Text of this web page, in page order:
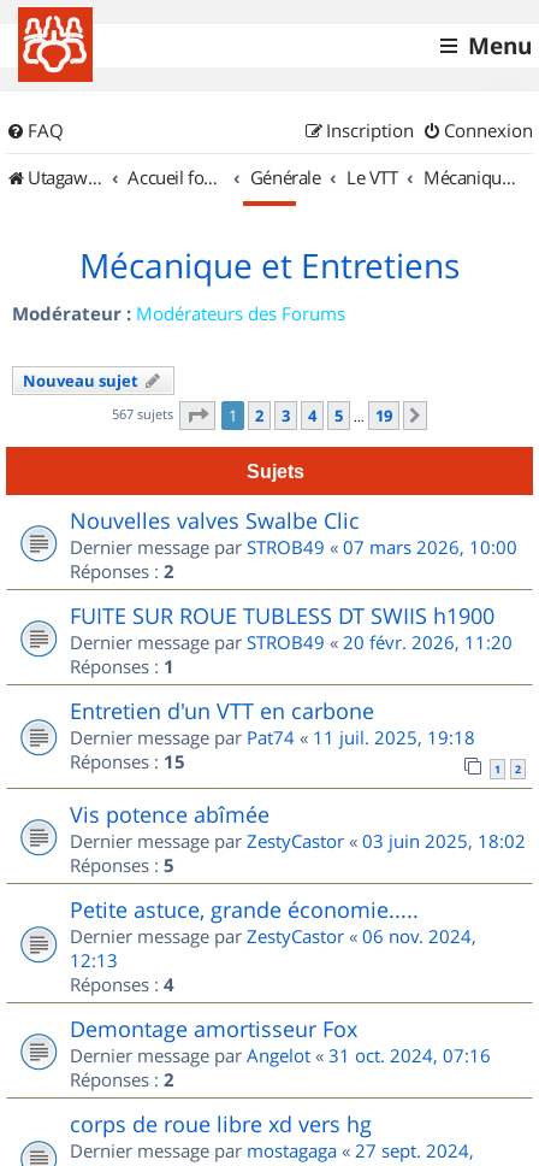
Menu
FAQ Connexion
Inscription
UtagawaVTT (Randos VTT et VTTAE avec traces GPS)
Accueil forum Générale Le VTT Mécanique et Entretiens
Mécanique et Entretiens
Modérateur : Modérateurs des Forums
Nouveau sujet
567 sujets Page 1sur
1 2 3 4 5 … 19
Sujets
Nouvelles valves Swalbe Clic
Dernier message par STROB49 « 07 mars 2026, 10:00
Réponses : 2
FUITE SUR ROUE TUBLESS DT SWIIS h1900
Dernier message par STROB49 « 20 févr. 2026, 11:20
Réponses : 1
Entretien d'un VTT en carbone
Dernier message par Pat74 « 11 juil. 2025, 19:18
Réponses : 15 1 2
Vis potence abîmée
Dernier message par ZestyCastor « 03 juin 2025, 18:02
Réponses : 5
Petite astuce, grande économie.....
Dernier message par ZestyCastor « 06 nov. 2024,
12:13
Réponses : 4
Demontage amortisseur Fox
Dernier message par Angelot « 31 oct. 2024, 07:16
Réponses : 2
corps de roue libre xd vers hg
Dernier message par mostagaga « 27 sept. 2024,